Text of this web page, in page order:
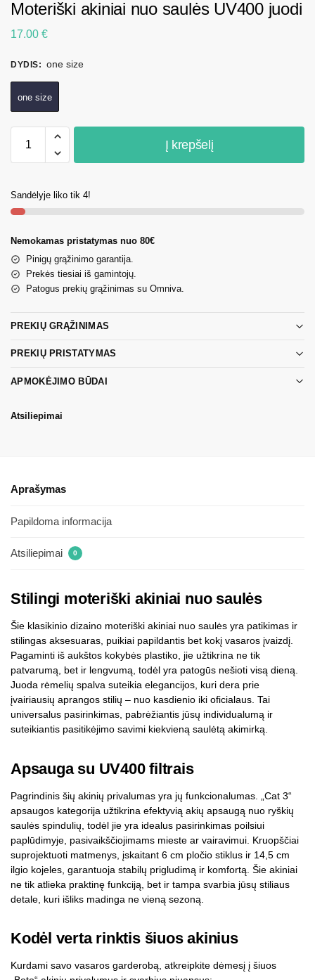
Moteriški akiniai nuo saulės UV400 juodi
17.00 €
DYDIS: one size
one size
Į krepšelį
Sandėlyje liko tik 4!
Nemokamas pristatymas nuo 80€
Pinigų grąžinimo garantija.
Prekės tiesiai iš gamintojų.
Patogus prekių grąžinimas su Omniva.
PREKIŲ GRĄŽINIMAS
PREKIŲ PRISTATYMAS
APMOKĖJIMO BŪDAI
Atsiliepimai
Aprašymas
Papildoma informacija
Atsiliepimai 0
Stilingi moteriški akiniai nuo saulės
Šie klasikinio dizaino moteriški akiniai nuo saulės yra patikimas ir
stilingas aksesuaras, puikiai papildantis bet kokį vasaros įvaizdį.
Pagaminti iš aukštos kokybės plastiko, jie užtikrina ne tik
patvarumą, bet ir lengvumą, todėl yra patogūs nešioti visą dieną.
Juoda rėmelių spalva suteikia elegancijos, kuri dera prie
įvairiausių aprangos stilių – nuo kasdienio iki oficialaus. Tai
universalus pasirinkimas, pabrėžiantis jūsų individualumą ir
suteikiantis pasitikėjimo savimi kiekvieną saulėtą akimirką.
Apsauga su UV400 filtrais
Pagrindinis šių akinių privalumas yra jų funkcionalumas. „Cat 3“
apsaugos kategorija užtikrina efektyvią akių apsaugą nuo ryškių
saulės spindulių, todėl jie yra idealus pasirinkimas poilsiui
paplūdimyje, pasivaikščiojimams mieste ar vairavimui. Kruopščiai
suprojektuoti matmenys, įskaitant 6 cm pločio stiklus ir 14,5 cm
ilgio kojeles, garantuoja stabilų prigludimą ir komfortą. Šie akiniai
ne tik atlieka praktinę funkciją, bet ir tampa svarbia jūsų stiliaus
detale, kuri išliks madinga ne vieną sezoną.
Kodėl verta rinktis šiuos akinius
Kurdami savo vasaros garderobą, atkreipkite dėmesį į šiuos